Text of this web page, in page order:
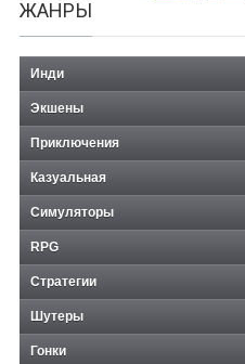
ЖАНРЫ
Инди
Экшены
Приключения
Казуальная
Симуляторы
RPG
Стратегии
Шутеры
Гонки